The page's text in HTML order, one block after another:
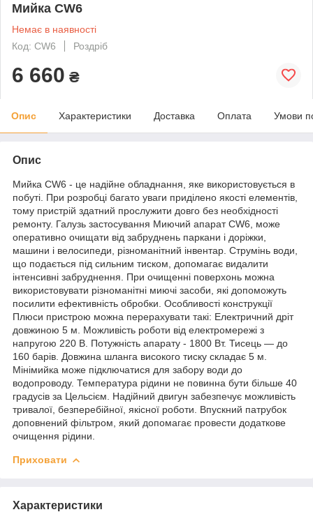
Мийка CW6
Немає в наявності
Код: CW6
Роздріб
6 660 ₴
Опис Характеристики Доставка Оплата Умови
Опис
Мийка CW6 - це надійне обладнання, яке використовується в
побуті. При розробці багато уваги приділено якості елементів,
тому пристрій здатний прослужити довго без необхідності
ремонту. Галузь застосування Миючий апарат CW6, може
оперативно очищати від забруднень паркани і доріжки,
машини і велосипеди, різноманітний інвентар. Струмінь води,
що подається під сильним тиском, допомагає видалити
інтенсивні забруднення. При очищенні поверхонь можна
використовувати різноманітні миючі засоби, які допоможуть
посилити ефективність обробки. Особливості конструкції
Плюси пристрою можна перерахувати такі: Електричний дріт
довжиною 5 м. Можливість роботи від електромережі з
напругою 220 В. Потужність апарату - 1800 Вт. Тисець — до
160 барів. Довжина шланга високого тиску складає 5 м.
Мінімийка може підключатися для забору води до
водопроводу. Температура рідини не повинна бути більше 40
градусів за Цельсієм. Надійний двигун забезпечує можливість
тривалої, безперебійної, якісної роботи. Впускний патрубок
доповнений фільтром, який допомагає провести додаткове
очищення рідини.
Приховати
Характеристики